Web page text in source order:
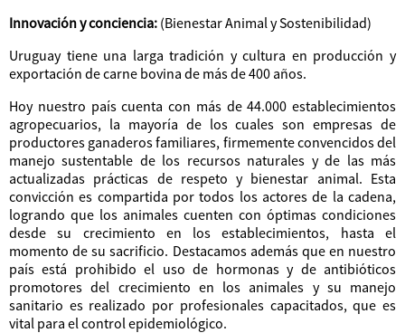
Innovación y conciencia: (Bienestar Animal y Sostenibilidad)
Uruguay tiene una larga tradición y cultura en producción y
exportación de carne bovina de más de 400 años.
Hoy nuestro país cuenta con más de 44.000 establecimientos
agropecuarios, la mayoría de los cuales son empresas de
productores ganaderos familiares, firmemente convencidos del
manejo sustentable de los recursos naturales y de las más
actualizadas prácticas de respeto y bienestar animal. Esta
convicción es compartida por todos los actores de la cadena,
logrando que los animales cuenten con óptimas condiciones
desde su crecimiento en los establecimientos, hasta el
momento de su sacrificio. Destacamos además que en nuestro
país está prohibido el uso de hormonas y de antibióticos
promotores del crecimiento en los animales y su manejo
sanitario es realizado por profesionales capacitados, que es
vital para el control epidemiológico.